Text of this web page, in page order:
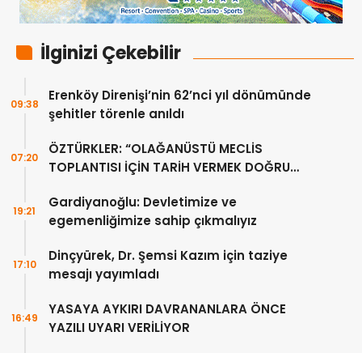
İlginizi Çekebilir
Erenköy Direnişi’nin 62’nci yıl dönümünde
şehitler törenle anıldı
09:38
ÖZTÜRKLER: “OLAĞANÜSTÜ MECLİS
TOPLANTISI İÇİN TARİH VERMEK DOĞRU
07:20
Gardiyanoğlu: Devletimize ve
egemenliğimize sahip çıkmalıyız
19:21
Dinçyürek, Dr. Şemsi Kazım için taziye
mesajı yayımladı
17:10
YASAYA AYKIRI DAVRANANLARA ÖNCE
YAZILI UYARI VERİLİYOR
16:49